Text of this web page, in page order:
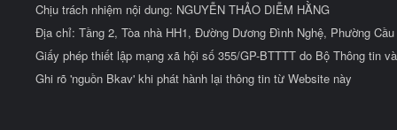
Chịu trách nhiệm nội dung: NGUYỄN THẢO DIỄM HẰNG
Địa chỉ: Tầng 2, Tòa nhà HH1, Đường Dương Đình Nghệ, Phường
Giấy phép thiết lập mạng xã hội số 355/GP-BTTTT do Bộ Thông tin
Ghi rõ 'nguồn Bkav' khi phát hành lại thông tin từ Website này